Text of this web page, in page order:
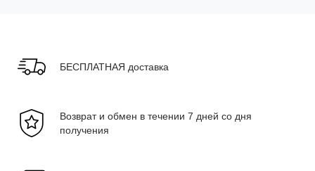
БЕСПЛАТНАЯ доставка
Возврат и обмен в течении 7 дней со дня
получения